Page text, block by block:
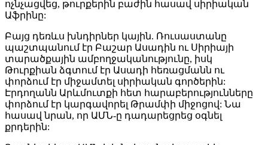
ոչնչացվեց, թուրքերին բաժին հասավ սիրիական
Աֆրինը:
Բայց դեռևս խնդիրներ կային. Ռուսաստանը
պաշտպանում էր Բաշար Ասադին ու Սիրիայի
տարածքային ամբողջականությունը, իսկ
Թուրքիան ձգտում էր Ասադի հեռացմանն ու
փորձում էր միջամտել սիրիական գործերին:
Էրդողանն Արևմուտքի հետ հարաբերությունները
փորձում էր կարգավորել Թրամփի միջոցով: Նա
հասավ նրան, որ ԱՄՆ-ը դադարեցրեց օգնել
քրդերին: